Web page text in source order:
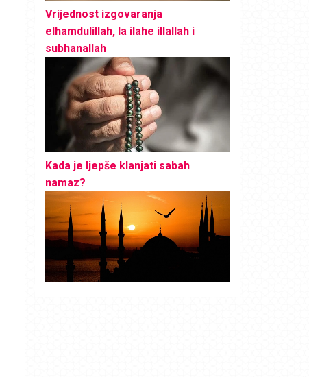
Vrijednost izgovaranja
elhamdulillah, la ilahe illallah i
subhanallah
Kada je ljepše klanjati sabah
namaz?